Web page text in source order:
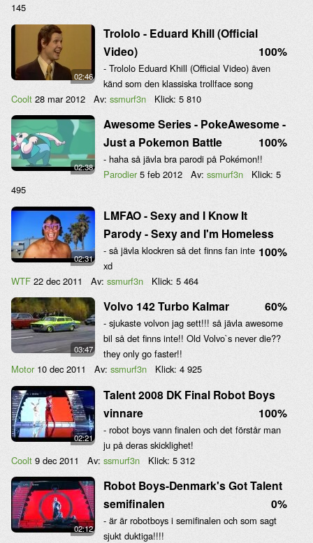
145
02:46
Trololo - Eduard Khill (Official
Video)
100%
- Trololo Eduard Khill (Official Video) även
känd som den klassiska trollface song
Coolt 28 mar 2012 Av: ssmurf3n Klick: 5 810
02:38
Awesome Series - PokeAwesome -
Just a Pokemon Battle
100%
- haha så jävla bra parodi på Pokémon!!
Parodier 5 feb 2012 Av: ssmurf3n Klick: 5
495
02:31
LMFAO - Sexy and I Know It
Parody - Sexy and I'm Homeless
100%
- så jävla klockren så det finns fan inte
xd
WTF 22 dec 2011 Av: ssmurf3n Klick: 5 464
03:47
Volvo 142 Turbo Kalmar 60%
- sjukaste volvon jag sett!!! så jävla awesome
bil så det finns inte!! Old Volvo`s never die??
they only go faster!!
Motor 10 dec 2011 Av: ssmurf3n Klick: 4 925
02:21
Talent 2008 DK Final Robot Boys
vinnare
100%
- robot boys vann finalen och det förstår man
ju på deras skicklighet!
Coolt 9 dec 2011 Av: ssmurf3n Klick: 5 312
02:12
Robot Boys-Denmark's Got Talent
semifinalen
0%
- är är robotboys i semifinalen och som sagt
sjukt duktiga!!!!